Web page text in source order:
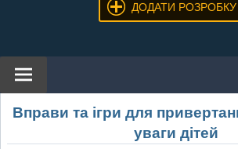
ДОДАТИ РОЗРОБКУ
Вправи та ігри для
уваги дітей